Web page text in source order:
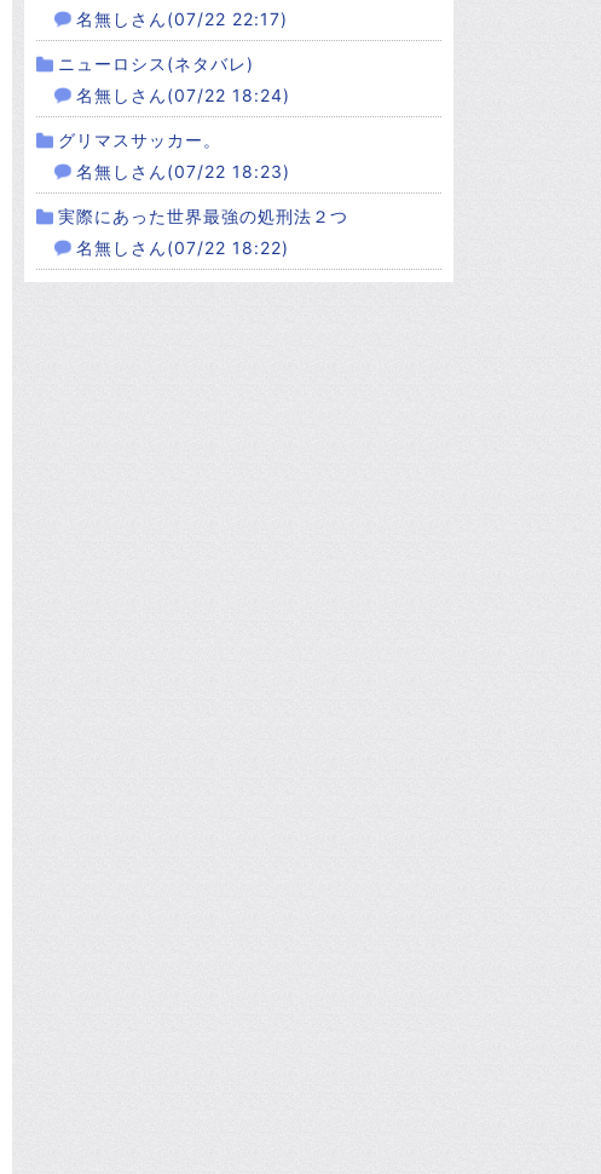
名無しさん(07/22 22:17)
ニューロシス(ネタバレ)
名無しさん(07/22 18:24)
グリマスサッカー。
名無しさん(07/22 18:23)
実際にあった世界最強の処刑法２つ
名無しさん(07/22 18:22)